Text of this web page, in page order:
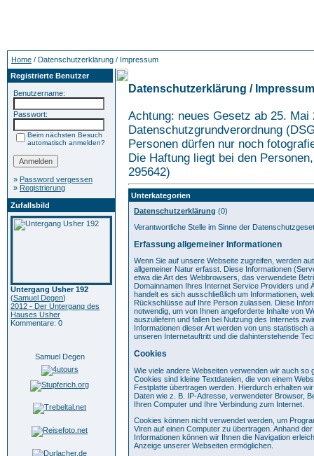
Home / Datenschutzerklärung / Impressum
Registrierte Benutzer
Benutzername:
Passwort:
Beim nächsten Besuch
automatisch anmelden?
» Password vergessen
» Registrierung
Zufallsbild
Untergang Usher 192
(Samuel Degen)
2012 - Der Untergang des
Hauses Usher
Kommentare: 0
Samuel Degen
Datenschutzerklärung / Impressum
Achtung: neues Gesetz ab 25. Mai
Datenschutzgrundverordnung
Personen dürfen nur noch
Die Haftung liegt bei den
295642)
Unterkategorien
Datenschutzerklärung (0)
Verantwortliche Stelle im Sinne der
Erfassung allgemeiner Informationen
Wenn Sie auf unsere Webseite zugreifen, werden
allgemeiner Natur erfasst. Diese Informationen
etwa die Art des Webbrowsers, das verwendete
Domainnamen Ihres Internet Service Providers und
handelt es sich ausschließlich um Informationen,
Rückschlüsse auf Ihre Person zulassen. Diese
notwendig, um von Ihnen angeforderte Inhalte von
auszuliefern und fallen bei Nutzung des Internets
Informationen dieser Art werden von uns statistisch
unseren Internetauftritt und die dahinterstehende
Cookies
Wie viele andere Webseiten verwenden wir auch so
Cookies sind kleine Textdateien, die von einem
Festplatte übertragen werden. Hierdurch erhalten
Daten wie z. B. IP-Adresse, verwendeter Browser,
Ihren Computer und Ihre Verbindung zum Internet.
Cookies können nicht verwendet werden, um
Viren auf einen Computer zu übertragen. Anhand
Informationen können wir Ihnen die Navigation
Anzeige unserer Webseiten ermöglichen.